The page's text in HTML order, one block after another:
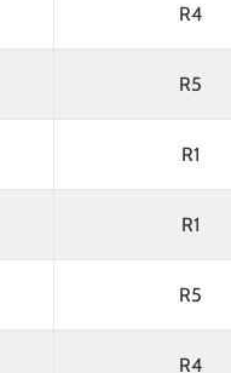
R4
R5
R1
R1
R5
R4